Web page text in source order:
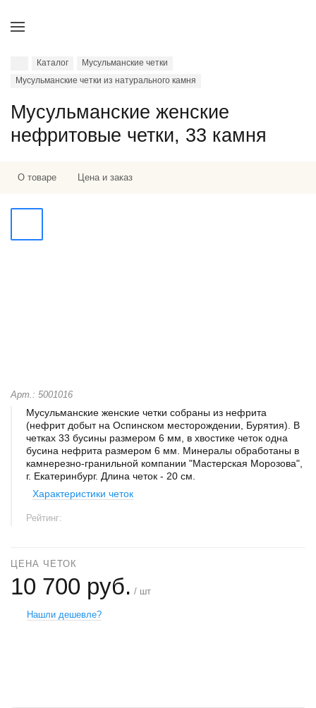
Каталог
Мусульманские четки
Мусульманские четки из натурального камня
Мусульманские женские
нефритовые четки, 33 камня
О товаре Цена и заказ
Арт.: 5001016
Мусульманские женские четки собраны из нефрита
(нефрит добыт на Оспинском месторождении, Бурятия). В
четках 33 бусины размером 6 мм, в хвостике четок одна
бусина нефрита размером 6 мм. Минералы обработаны в
камнерезно-гранильной компании "Мастерская Морозова",
г. Екатеринбург. Длина четок - 20 см.
Характеристики четок
Рейтинг:
ЦЕНА ЧЕТОК
10 700 руб. / шт
Нашли дешевле?